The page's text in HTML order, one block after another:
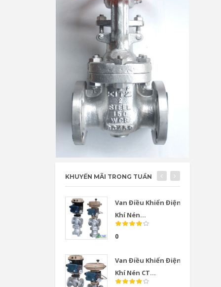
KHUYẾN MÃI TRONG TUẦN
Van Điều Khiển Điện
Khí Nén...
0
Van Điều Khiển Điện
Khí Nén CT...